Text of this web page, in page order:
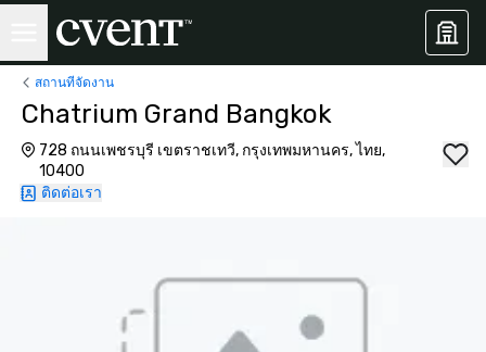
สถานที่จัดงาน
Chatrium Grand Bangkok
728 ถนนเพชรบุรี เขตราชเทวี, กรุงเทพมหานคร, ไทย,
10400
ติดต่อเรา